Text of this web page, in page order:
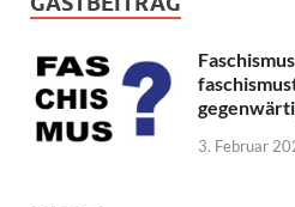
3. Februar